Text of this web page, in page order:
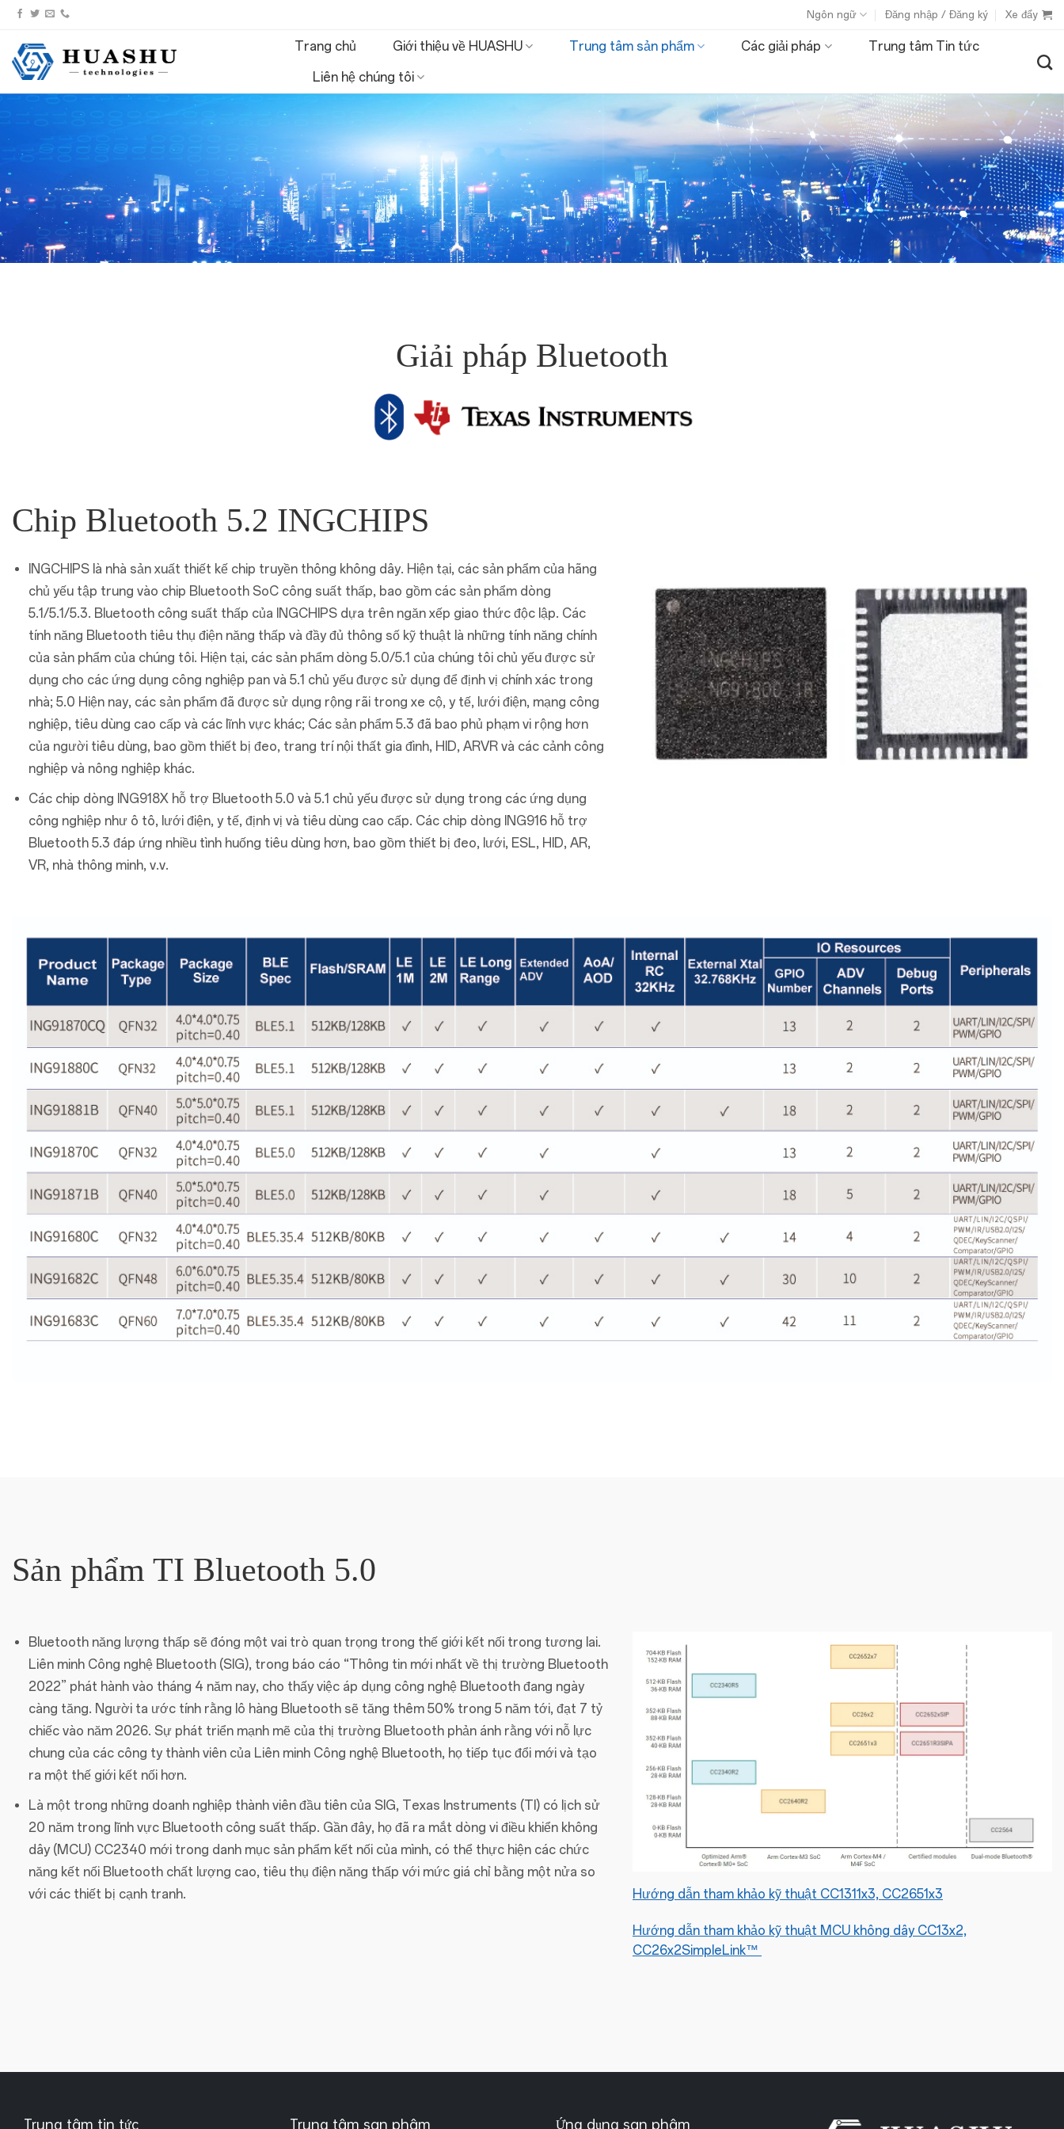
Chuyển
dung
Ngôn ngữ Đăng nhập / Đăng ký Xe đẩy
Trang chủ Giới thiệu về HUASHU Trung tâm sản phẩm Các giải pháp Trung tâm Tin tức
Liên hệ chúng tôi
Giải pháp Bluetooth
Chip Bluetooth 5.2 INGCHIPS
INGCHIPS là nhà sản xuất thiết kế chip truyền thông không dây. Hiện tại, các sản phẩm của hãng
chủ yếu tập trung vào chip Bluetooth SoC công suất thấp, bao gồm các sản phẩm dòng
5.1/5.1/5.3. Bluetooth công suất thấp của INGCHIPS dựa trên ngăn xếp giao thức độc lập. Các
tính năng Bluetooth tiêu thụ điện năng thấp và đầy đủ thông số kỹ thuật là những tính năng chính
của sản phẩm của chúng tôi. Hiện tại, các sản phẩm dòng 5.0/5.1 của chúng tôi chủ yếu được sử
dụng cho các ứng dụng công nghiệp pan và 5.1 chủ yếu được sử dụng để định vị chính xác trong
nhà; 5.0 Hiện nay, các sản phẩm đã được sử dụng rộng rãi trong xe cộ, y tế, lưới điện, mạng công
nghiệp, tiêu dùng cao cấp và các lĩnh vực khác; Các sản phẩm 5.3 đã bao phủ phạm vi rộng hơn
của người tiêu dùng, bao gồm thiết bị đeo, trang trí nội thất gia đình, HID, ARVR và các cảnh công
nghiệp và nông nghiệp khác.
Các chip dòng ING918X hỗ trợ Bluetooth 5.0 và 5.1 chủ yếu được sử dụng trong các ứng dụng
công nghiệp như ô tô, lưới điện, y tế, định vị và tiêu dùng cao cấp. Các chip dòng ING916 hỗ trợ
Bluetooth 5.3 đáp ứng nhiều tình huống tiêu dùng hơn, bao gồm thiết bị đeo, lưới, ESL, HID, AR,
VR, nhà thông minh, v.v.
Sản phẩm TI Bluetooth 5.0
Bluetooth năng lượng thấp sẽ đóng một vai trò quan trọng trong thế giới kết nối trong tương lai.
Liên minh Công nghệ Bluetooth (SIG), trong báo cáo “Thông tin mới nhất về thị trường Bluetooth
2022” phát hành vào tháng 4 năm nay, cho thấy việc áp dụng công nghệ Bluetooth đang ngày
càng tăng. Người ta ước tính rằng lô hàng Bluetooth sẽ tăng thêm 50% trong 5 năm tới, đạt 7 tỷ
chiếc vào năm 2026. Sự phát triển mạnh mẽ của thị trường Bluetooth phản ánh rằng với nỗ lực
chung của các công ty thành viên của Liên minh Công nghệ Bluetooth, họ tiếp tục đổi mới và tạo
ra một thế giới kết nối hơn.
Là một trong những doanh nghiệp thành viên đầu tiên của SIG, Texas Instruments (TI) có lịch sử
20 năm trong lĩnh vực Bluetooth công suất thấp. Gần đây, họ đã ra mắt dòng vi điều khiển không
dây (MCU) CC2340 mới trong danh mục sản phẩm kết nối của mình, có thể thực hiện các chức
năng kết nối Bluetooth chất lượng cao, tiêu thụ điện năng thấp với mức giá chỉ bằng một nửa so
với các thiết bị cạnh tranh.
Hướng dẫn tham khảo kỹ thuật CC1311x3, CC2651x3
Hướng dẫn tham khảo kỹ thuật MCU không dây CC13x2,
CC26x2SimpleLink™
Trung tâm tin tức Trung tâm sản phẩm Ứng dụng sản phẩm